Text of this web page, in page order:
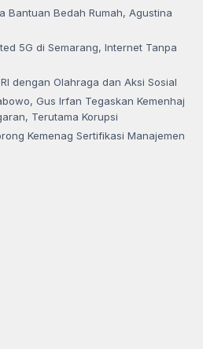
Bantuan Bedah Rumah, Agustina
5G di Semarang, Internet Tanpa
dengan Olahraga dan Aksi Sosial
Gus Irfan Tegaskan Kemenhaj
Terutama Korupsi
Kemenag Sertifikasi Manajemen